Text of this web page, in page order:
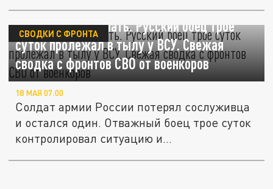
Научился не дышать. Русский боец трое
суток пролежал в тылу у ВСУ. Свежая
сводка с фронтов СВО от военкоров
СВОДКИ С ФРОНТА
18 МАЯ 07:00
Солдат армии России потерял сослуживца
и остался один. Отважный боец трое суток
контролировал ситуацию и...